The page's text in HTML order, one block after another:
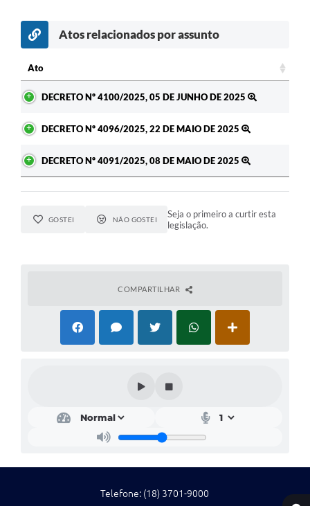
Atos relacionados por assunto
Ato
DECRETO Nº 4100/2025, 05 DE JUNHO DE 2025
DECRETO Nº 4096/2025, 22 DE MAIO DE 2025
DECRETO Nº 4091/2025, 08 DE MAIO DE 2025
GOSTEI NÃO GOSTEI
Seja o primeiro a curtir esta
legislação.
COMPARTILHAR
Telefone: (18) 3701-9000